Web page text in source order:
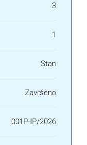
3
1
Stan
Završeno
001P-IP/2026